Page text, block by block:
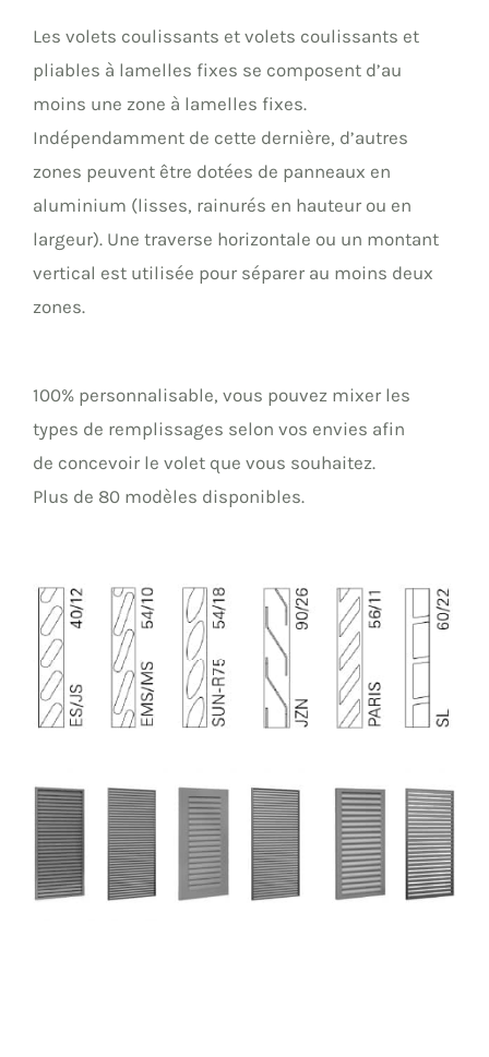
Les volets coulissants et volets coulissants et
pliables à lamelles fixes se composent d’au
moins une zone à lamelles fixes.
Indépendamment de cette dernière, d’autres
zones peuvent être dotées de panneaux en
aluminium (lisses, rainurés en hauteur ou en
largeur). Une traverse horizontale ou un montant
vertical est utilisée pour séparer au moins deux
zones.
100% personnalisable, vous pouvez mixer les
types de remplissages selon vos envies afin
de concevoir le volet que vous souhaitez.
Plus de 80 modèles disponibles.